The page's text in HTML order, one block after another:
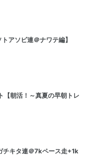
アソビ連＠ナワテ編】
朝活！～真夏の早朝トレ
キタ連＠7kペース走+1k